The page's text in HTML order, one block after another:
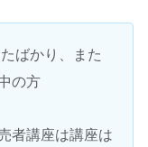
ばかり、また
の方
者講座は講座は